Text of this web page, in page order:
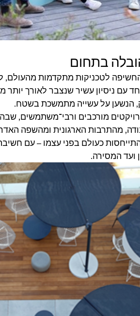
בתחום
לטכניקות מתקדמות
עם ניסיון עשיר שנצבר לאורך יותר
הנשען על עשייה מתמשכת בשטח.
מורכבים ורבי־משתמשים,
מהתרבות הארגונית ומהשפה
כעולם בפני עצמו – עם
ועד המסירה.